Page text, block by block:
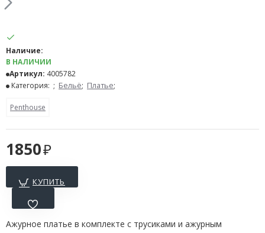
1850
Наличие:
В НАЛИЧИИ
Артикул: 4005782
Категория: ; Бельё; Платье;
Penthouse
КУПИТЬ
Ажурное платье в комплекте с трусиками и ажурным